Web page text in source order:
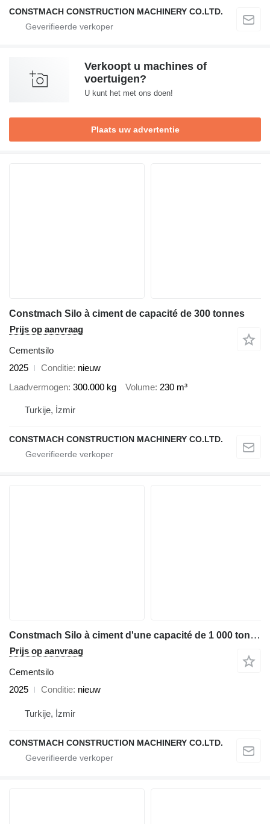
CONSTMACH CONSTRUCTION MACHINERY CO.LTD.
Verkoopt u machines of
voertuigen?
U kunt het met ons doen!
Plaats uw advertentie
Constmach Silo à ciment de capacité de 300 tonnes
Prijs op aanvraag
Cementsilo
2025
Conditie nieuw
Laadvermogen 300.000 kg Volume 230 m³
Turkije, İzmir
CONSTMACH CONSTRUCTION MACHINERY CO.LTD.
Constmach Silo à ciment d'une capacité de 1 000 tonnes
Prijs op aanvraag
Cementsilo
2025
Conditie nieuw
Turkije, İzmir
CONSTMACH CONSTRUCTION MACHINERY CO.LTD.